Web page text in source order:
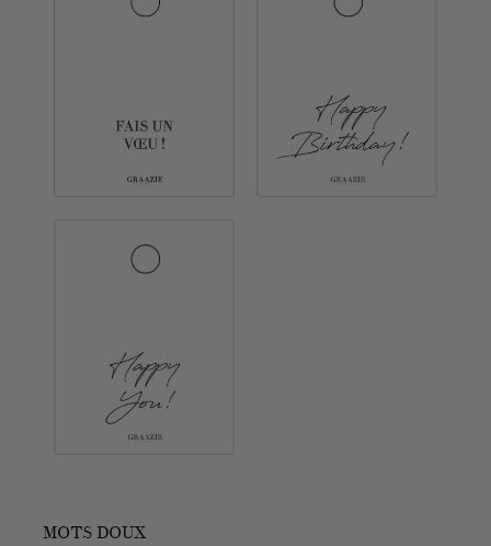
MOTS DOUX